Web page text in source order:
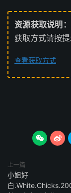
资源获取说明：
获取方式请按提
查看获取方式
 
上一篇
小姐好
白